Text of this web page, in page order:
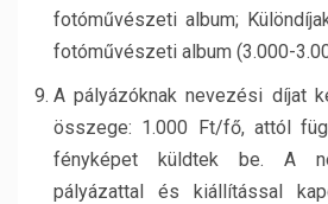
fotóművészeti album;
fotóművészeti album (3.000-
A pályázóknak nevezési díjat
összege: 1.000 Ft/fő, attól
fényképet küldtek be. A
pályázattal és kiállítással